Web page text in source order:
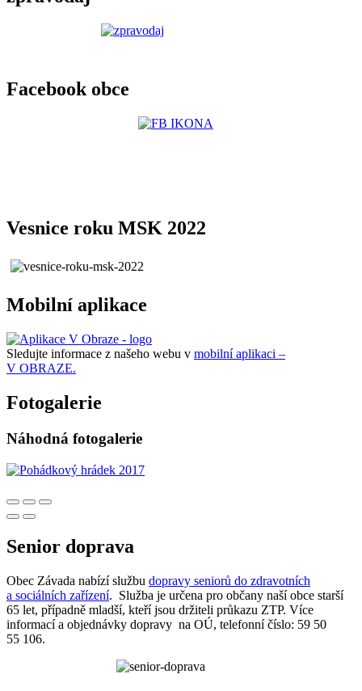
Facebook obce
Vesnice roku MSK 2022
Mobilní aplikace
Sledujte informace z našeho webu v mobilní aplikaci –
V OBRAZE.
Fotogalerie
Náhodná fotogalerie
Senior doprava
Obec Závada nabízí službu dopravy seniorů do zdravotních
a sociálních zařízení. Služba je určena pro občany naší obce starší
65 let, případně mladší, kteří jsou držiteli průkazu ZTP. Více
informací a objednávky dopravy na OÚ, telefonní číslo: 59 50
55 106.